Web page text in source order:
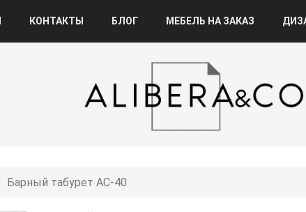
КОНТАКТЫ БЛОГ МЕБЕЛЬ НА ЗАКАЗ
Барный табурет АС-40